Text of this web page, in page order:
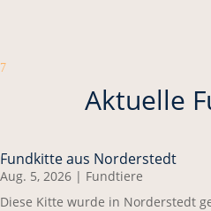
7
Aktuelle
Fundkitte aus Norderstedt
Aug. 5, 2026 | Fundtiere
Diese Kitte wurde in Norderstedt